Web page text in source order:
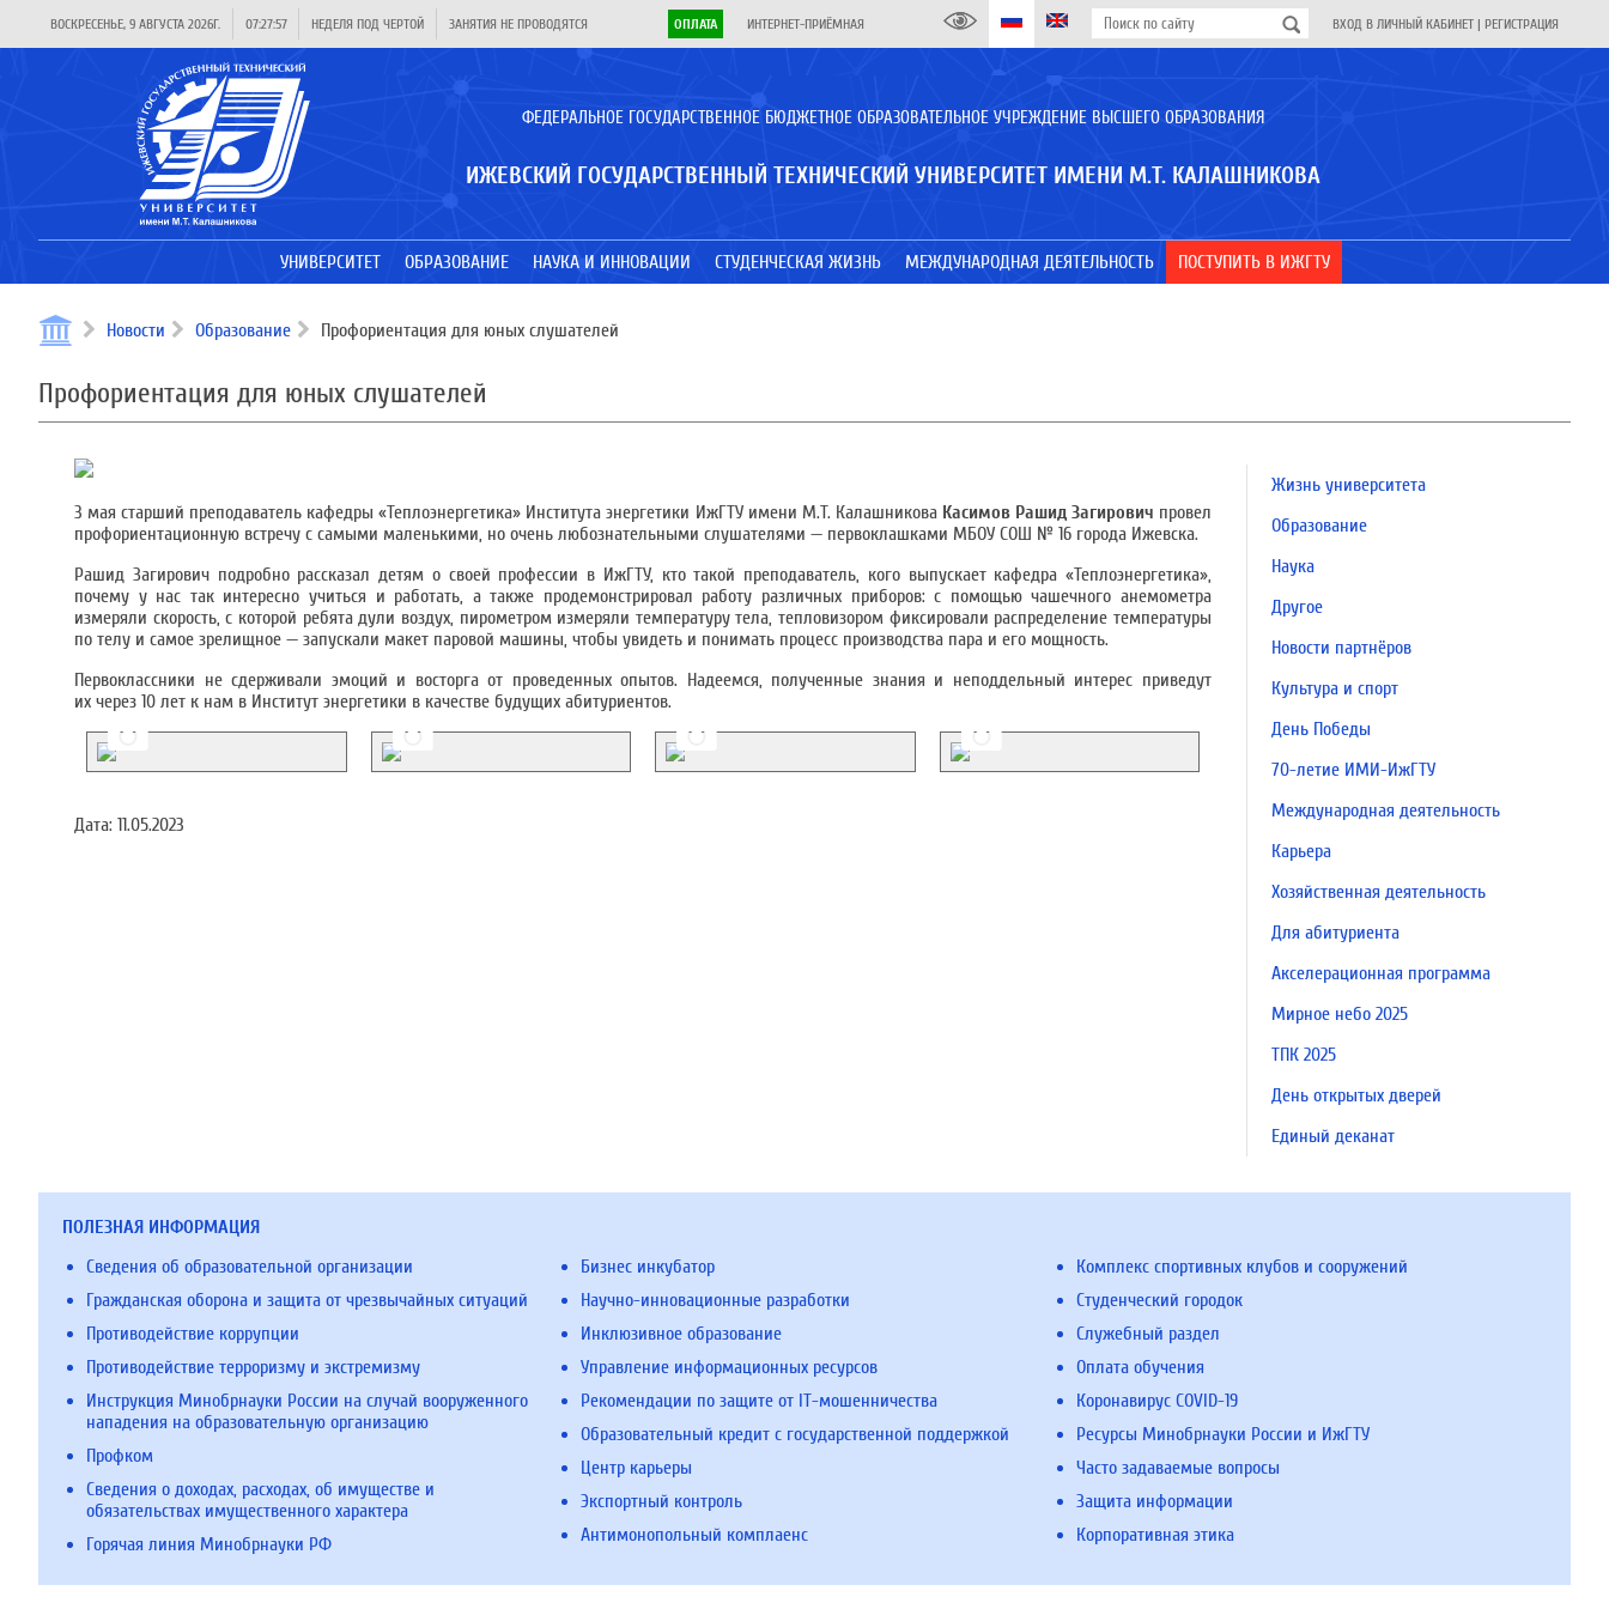
ВОСКРЕСЕНЬЕ, 9 АВГУСТА 2026Г. 07:27:57 НЕДЕЛЯ ПОД ЧЕРТОЙ ЗАНЯТИЯ НЕ ПРОВОДЯТСЯ ОПЛАТА ИНТЕРНЕТ-ПРИЁМНАЯ ВХОД В ЛИЧНЫЙ КАБИНЕТ | РЕГИСТРАЦИЯ
ФЕДЕРАЛЬНОЕ ГОСУДАРСТВЕННОЕ БЮДЖЕТНОЕ ОБРАЗОВАТЕЛЬНОЕ УЧРЕЖДЕНИЕ ВЫСШЕГО ОБРАЗОВАНИЯ
ИЖЕВСКИЙ ГОСУДАРСТВЕННЫЙ ТЕХНИЧЕСКИЙ УНИВЕРСИТЕТ ИМЕНИ М.Т. КАЛАШНИКОВА
УНИВЕРСИТЕТ ОБРАЗОВАНИЕ НАУКА И ИННОВАЦИИ СТУДЕНЧЕСКАЯ ЖИЗНЬ МЕЖДУНАРОДНАЯ ДЕЯТЕЛЬНОСТЬ ПОСТУПИТЬ В ИЖГТУ
Новости Образование Профориентация для юных слушателей
Профориентация для юных слушателей
3 мая старший преподаватель кафедры «Теплоэнергетика» Института энергетики ИжГТУ имени М.Т. КалашниковаКасимов Рашид Загирович провел
профориентационную встречу с самыми маленькими, но очень любознательными слушателями — первоклашками МБОУ СОШ № 16 города Ижевска.
Рашид Загирович подробно рассказал детям о своей профессии в ИжГТУ, кто такой преподаватель, кого выпускает кафедра «Теплоэнергетика»,
почему у нас так интересно учиться и работать, а также продемонстрировал работу различных приборов: с помощью чашечного анемометра
измеряли скорость, с которой ребята дули воздух, пирометром измеряли температуру тела, тепловизором фиксировали распределение температуры
по телу и самое зрелищное — запускали макет паровой машины, чтобы увидеть и понимать процесс производства пара и его мощность.
Первоклассники не сдерживали эмоций и восторга от проведенных опытов. Надеемся, полученные знания и неподдельный интерес приведут
их через 10 лет к нам в Институт энергетики в качестве будущих абитуриентов.
Дата: 11.05.2023
Жизнь университета
Образование
Наука
Другое
Новости партнёров
Культура и спорт
День Победы
70-летие ИМИ-ИжГТУ
Международная деятельность
Карьера
Хозяйственная деятельность
Для абитуриента
Акселерационная программа
Мирное небо 2025
ТПК 2025
День открытых дверей
Единый деканат
ПОЛЕЗНАЯ ИНФОРМАЦИЯ
Сведения об образовательной организации
Гражданская оборона и защита от чрезвычайных ситуаций
Противодействие коррупции
Противодействие терроризму и экстремизму
Инструкция Минобрнауки России на случай вооруженного
нападения на образовательную организацию
Профком
Сведения о доходах, расходах, об имуществе и
обязательствах имущественного характера
Горячая линия Минобрнауки РФ
Бизнес инкубатор
Научно-инновационные разработки
Инклюзивное образование
Управление информационных ресурсов
Рекомендации по защите от IT-мошенничества
Образовательный кредит с государственной поддержкой
Центр карьеры
Экспортный контроль
Антимонопольный комплаенс
Комплекс спортивных клубов и сооружений
Студенческий городок
Служебный раздел
Оплата обучения
Коронавирус COVID-19
Ресурсы Минобрнауки России и ИжГТУ
Часто задаваемые вопросы
Защита информации
Корпоративная этика